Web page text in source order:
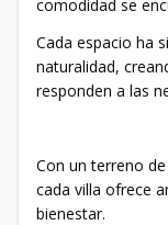
comodidad se
Cada espacio ha
naturalidad,
responden a las
Con un terreno
cada villa ofrece
bienestar.